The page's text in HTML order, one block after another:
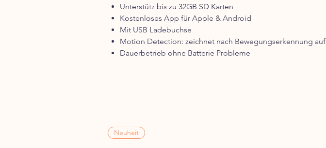
Unterstütz bis zu 32GB SD Karten
Kostenloses App für Apple & Android
Mit USB Ladebuchse
Motion Detection: zeichnet nach Bewegungserkennung auf
Dauerbetrieb ohne Batterie Probleme
Neuheit